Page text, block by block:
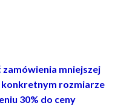
mniejszej
konkretnym rozmiarze
30% do ceny